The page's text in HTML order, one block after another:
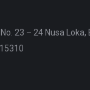
23 – 24 Nusa